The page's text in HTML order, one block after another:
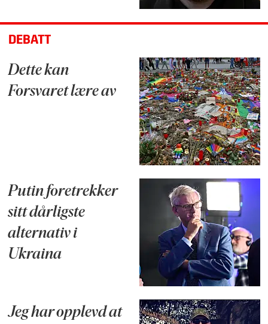
DEBATT
Dette kan
Forsvaret lære av
Putin foretrekker
sitt dårligste
alternativ i
Ukraina
Jeg har opplevd at